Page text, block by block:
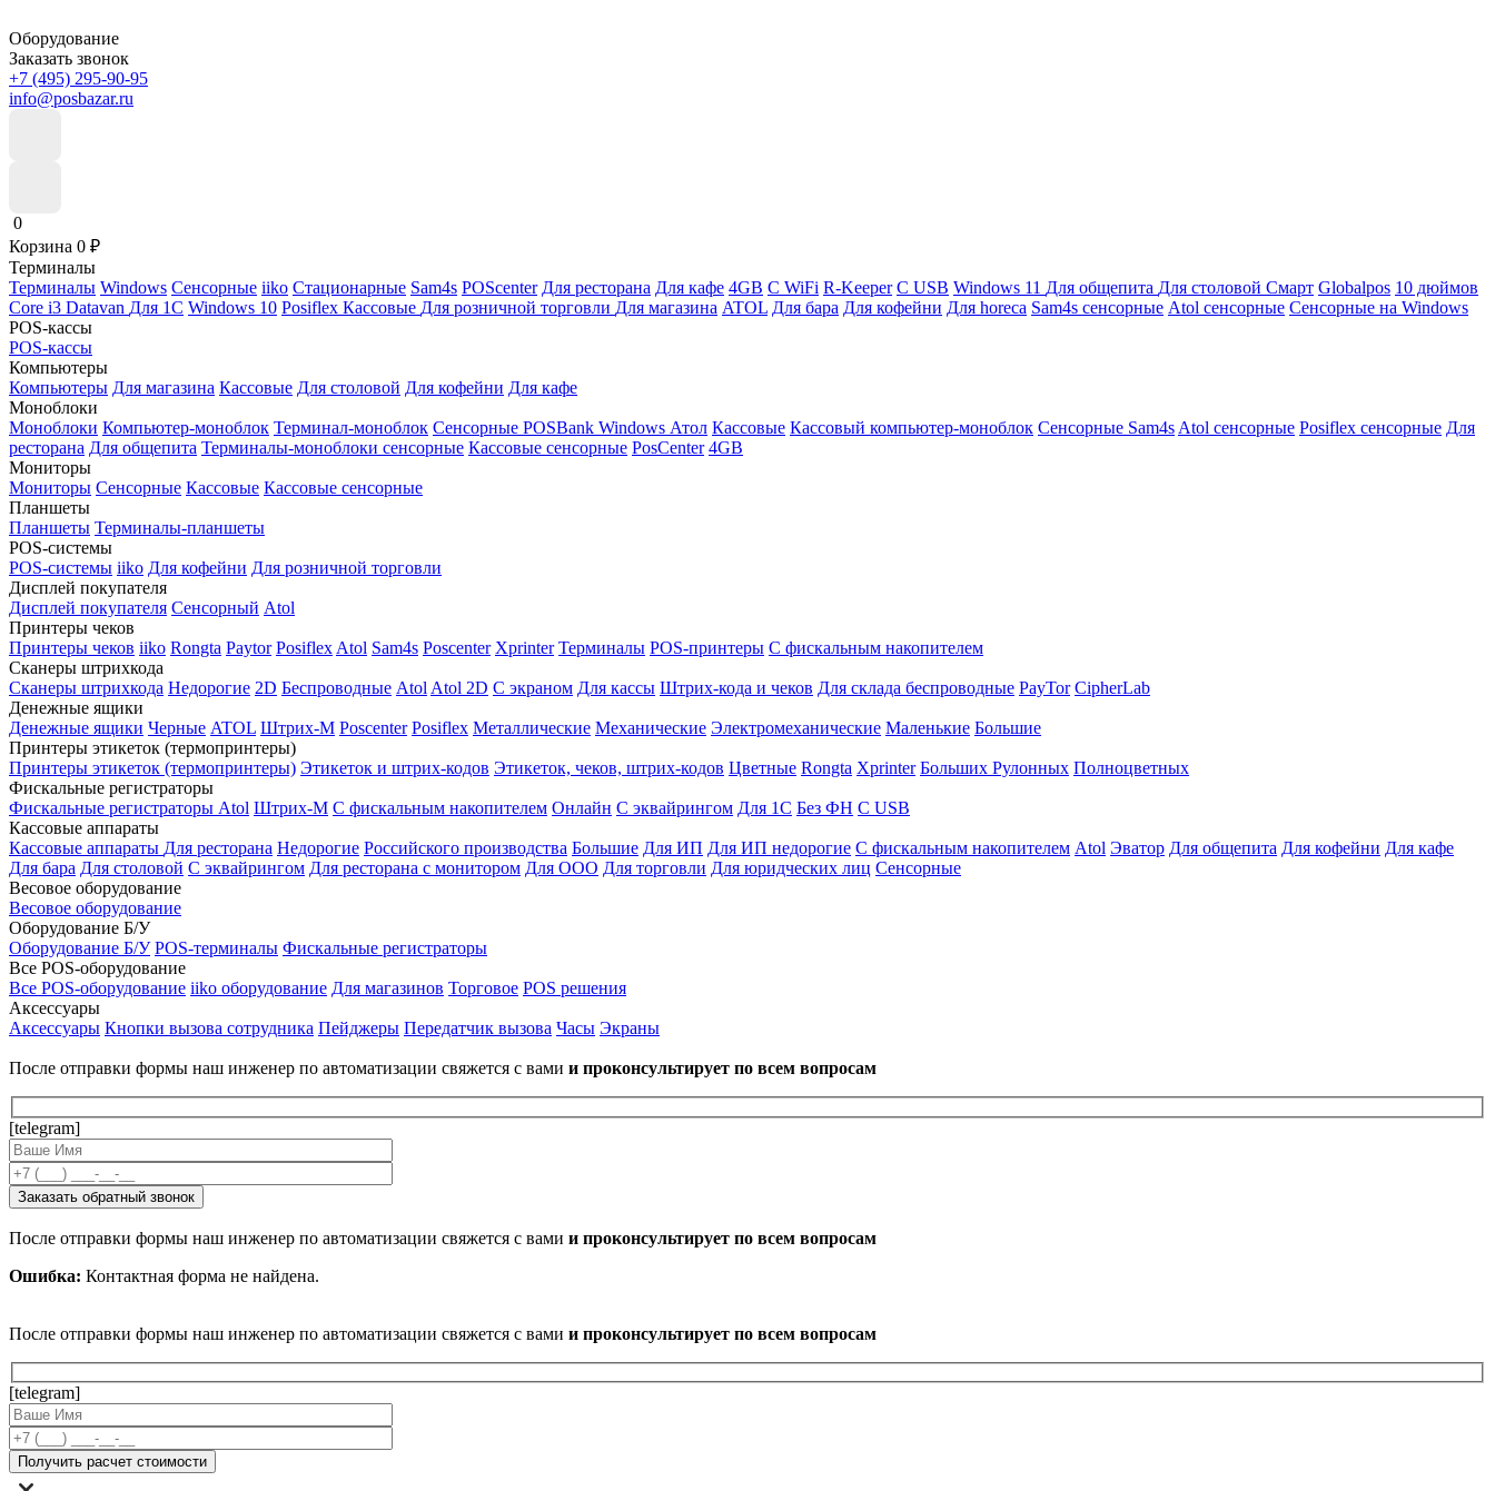
Оборудование
Заказать звонок
+7 (495) 295-90-95
info@posbazar.ru
0
Корзина 0 ₽
Терминалы
Терминалы Windows Сенсорные iiko Стационарные Sam4s POScenter Для ресторана Для кафе 4GB С WiFi R-Keeper С USB Windows 11 Для общепита Для столовой Смарт Globalpos 10 дюймов
Core i3 Datavan Для 1С Windows 10 Posiflex Кассовые Для розничной торговли Для магазина ATOL Для бара Для кофейни Для horeca Sam4s сенсорные Atol сенсорные Сенсорные на Windows
POS-кассы
POS-кассы
Компьютеры
Компьютеры Для магазина Кассовые Для столовой Для кофейни Для кафе
Моноблоки
Моноблоки Компьютер-моноблок Терминал-моноблок Сенсорные POSBank Windows Атол Кассовые Кассовый компьютер-моноблок Сенсорные Sam4s Atol сенсорные Posiflex сенсорные Для
ресторана Для общепита Терминалы-моноблоки сенсорные Кассовые сенсорные PosCenter 4GB
Мониторы
Мониторы Сенсорные Кассовые Кассовые сенсорные
Планшеты
Планшеты Терминалы-планшеты
POS-системы
POS-системы iiko Для кофейни Для розничной торговли
Дисплей покупателя
Дисплей покупателя Сенсорный Atol
Принтеры чеков
Принтеры чеков iiko Rongta Paytor Posiflex Atol Sam4s Poscenter Xprinter Терминалы POS-принтеры С фискальным накопителем
Сканеры штрихкода
Сканеры штрихкода Недорогие 2D Беспроводные Atol Atol 2D С экраном Для кассы Штрих-кода и чеков Для склада беспроводные PayTor CipherLab
Денежные ящики
Денежные ящики Черные ATOL Штрих-М Poscenter Posiflex Металлические Механические Электромеханические Маленькие Большие
Принтеры этикеток (термопринтеры)
Принтеры этикеток (термопринтеры) Этикеток и штрих-кодов Этикеток, чеков, штрих-кодов Цветные Rongta Xprinter Больших Рулонных Полноцветных
Фискальные регистраторы
Фискальные регистраторы Atol Штрих-М С фискальным накопителем Онлайн С эквайрингом Для 1С Без ФН С USB
Кассовые аппараты
Кассовые аппараты Для ресторана Недорогие Российского производства Большие Для ИП Для ИП недорогие С фискальным накопителем Atol Эватор Для общепита Для кофейни Для кафе
Для бара Для столовой С эквайрингом Для ресторана с монитором Для ООО Для торговли Для юридческих лиц Сенсорные
Весовое оборудование
Весовое оборудование
Оборудование Б/У
Оборудование Б/У POS-терминалы Фискальные регистраторы
Все POS-оборудование
Все POS-оборудование iiko оборудование Для магазинов Торговое POS решения
Аксессуары
Аксессуары Кнопки вызова сотрудника Пейджеры Передатчик вызова Часы Экраны
После отправки формы наш инженер по автоматизации свяжется с вами и проконсультирует по всем вопросам
[telegram]
После отправки формы наш инженер по автоматизации свяжется с вами и проконсультирует по всем вопросам
Ошибка: Контактная форма не найдена.
После отправки формы наш инженер по автоматизации свяжется с вами и проконсультирует по всем вопросам
[telegram]